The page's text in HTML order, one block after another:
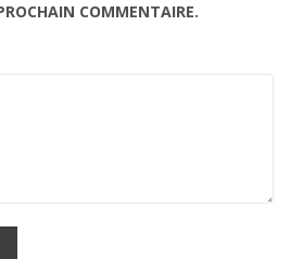
COMMENTAIRE.